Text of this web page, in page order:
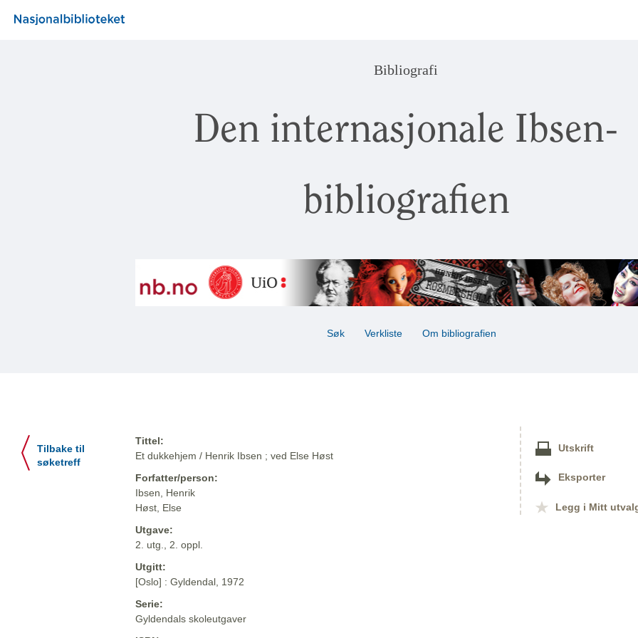
Bibliografi
Den internasjonale Ibsen-
bibliografien
Søk Verkliste Om bibliografien
Tilbake til
søketreff
Tittel:
Et dukkehjem / Henrik Ibsen ; ved Else Høst
Forfatter/person:
Ibsen, Henrik
Høst, Else
Utgave:
2. utg., 2. oppl.
Utgitt:
[Oslo] : Gyldendal, 1972
Serie:
Gyldendals skoleutgaver
Utskrift
Eksporter
Legg i Mitt